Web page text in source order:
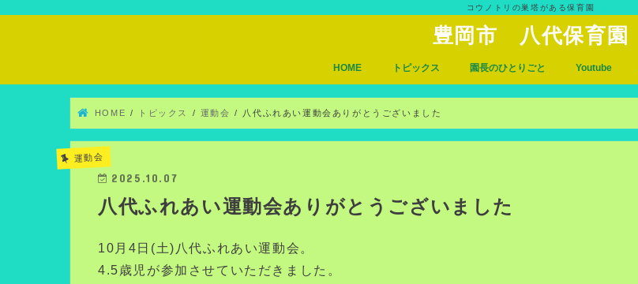
コウノトリの巣塔がある保育園
豊岡市 八代保育園
HOME トピックス 園長のひとりごと Youtube
HOME トピックス 運動会 八代ふれあい運動会ありがとうございました
運動会
2025.10.07
八代ふれあい運動会ありがとうございました
10月4日(土)八代ふれあい運動会。
4.5歳児が参加させていただきました。